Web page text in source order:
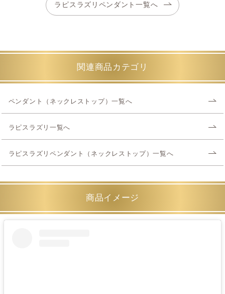
ラピスラズリペンダント一覧へ
関連商品カテゴリ
ペンダント（ネックレストップ）一覧へ
ラピスラズリ一覧へ
ラピスラズリペンダント（ネックレストップ）一覧へ
商品イメージ